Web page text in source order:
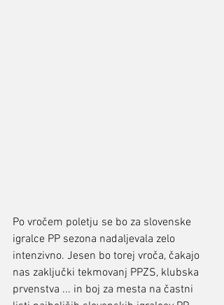
Po vročem poletju se bo za slovenske
igralce PP sezona nadaljevala zelo
intenzivno. Jesen bo torej vroča, čakajo
nas zaključki tekmovanj PPZS, klubska
prvenstva ... in boj za mesta na častni